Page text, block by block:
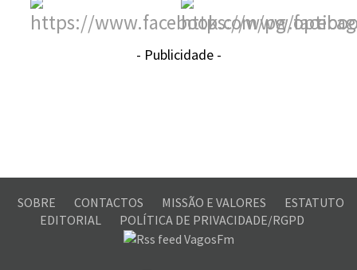
- Publicidade -
SOBRE CONTACTOS MISSÃO E VALORES
ESTATUTO
EDITORIAL
POLÍTICA DE PRIVACIDADE/RGPD